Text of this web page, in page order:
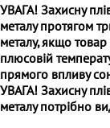
УВАГА! Захисну
металу протягом
металу, якщо
плюсовій
прямого впливу
УВАГА! Захисну
металу потрібно